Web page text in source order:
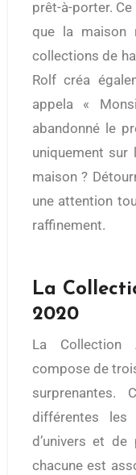
prêt-à-porter. Ce
que la maison
collections de
Rolf créa
appela «
abandonné le
uniquement sur
maison ?
une attention
raffinement.
La
2020
La Collection Automne-Hiver de 2020 se
compose de
surprenantes.
différentes
d’univers et de
chacune est